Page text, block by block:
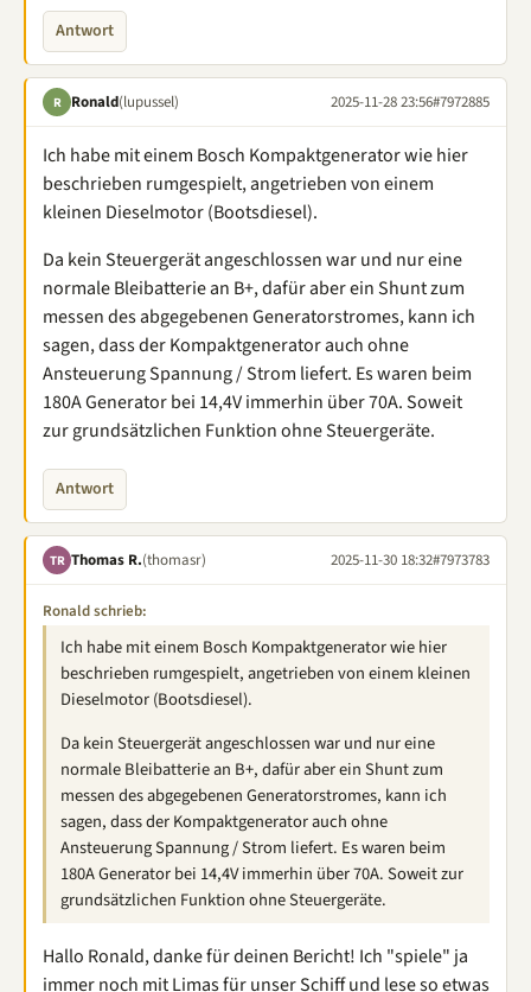
Antwort
R Ronald(lupussel) 2025-11-28 23:56#7972885
Ich habe mit einem Bosch Kompaktgenerator wie hier
beschrieben rumgespielt, angetrieben von einem
kleinen Dieselmotor (Bootsdiesel).
Da kein Steuergerät angeschlossen war und nur eine
normale Bleibatterie an B+, dafür aber ein Shunt zum
messen des abgegebenen Generatorstromes, kann ich
sagen, dass der Kompaktgenerator auch ohne
Ansteuerung Spannung / Strom liefert. Es waren beim
180A Generator bei 14,4V immerhin über 70A. Soweit
zur grundsätzlichen Funktion ohne Steuergeräte.
Antwort
TR Thomas R.(thomasr) 2025-11-30 18:32#7973783
Ronald schrieb:
Ich habe mit einem Bosch Kompaktgenerator wie hier
beschrieben rumgespielt, angetrieben von einem kleinen
Dieselmotor (Bootsdiesel).
Da kein Steuergerät angeschlossen war und nur eine
normale Bleibatterie an B+, dafür aber ein Shunt zum
messen des abgegebenen Generatorstromes, kann ich
sagen, dass der Kompaktgenerator auch ohne
Ansteuerung Spannung / Strom liefert. Es waren beim
180A Generator bei 14,4V immerhin über 70A. Soweit zur
grundsätzlichen Funktion ohne Steuergeräte.
Hallo Ronald, danke für deinen Bericht! Ich "spiele" ja
immer noch mit Limas für unser Schiff und lese so etwas